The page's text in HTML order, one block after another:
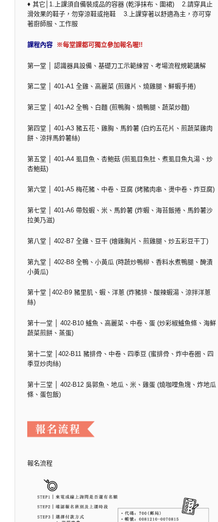
♦ 其它│1.上課須自備裝成品的容器 (乾淨抹布、圍裙) 2.請穿具止
滑效果的鞋子，勿穿涼鞋或拖鞋 3.上課穿著以舒適為主，亦可穿
著廚師服、工作服
課程內容 ※每堂課都可獨立參加報名喔!!
第一堂 │ 認識器具設備、基礎刀工示範練習、考場流程規範講解
第二堂 │ 401-A1 全雞、高麗菜 (煎雞片、燒雞腿、鮮蝦手捲)
第三堂 │ 401-A2 全鴨、白麵 (煎鴨胸、燒鴨腿、蔬菜炒麵)
第四堂 │ 401-A3 豬五花、雞胸、馬鈴薯 (白灼五花片、煎蔬菜雞肉
餅、涼拌馬鈴薯絲)
第五堂 │ 401-A4 虱目魚、杏鮑菇 (煎虱目魚肚、煮虱目魚丸湯、炒
杏鮑菇)
第六堂 │ 401-A5 梅花豬、中卷、豆腐 (烤豬肉串、燙中卷、炸豆腐)
第七堂 │ 401-A6 帶殼蝦、米、馬鈴薯 (炸蝦、海苔飯捲、馬鈴薯沙
拉美乃滋)
第八堂 │ 402-B7 全雞、豆干 (燴雞胸片、煎雞腿、炒五彩豆干丁)
第九堂 │ 402-B8 全鴨、小黃瓜 (時蔬炒鴨柳、香料水煮鴨腿、醃漬
小黃瓜)
第十堂 │402-B9 豬里肌、蝦、洋蔥 (炸豬排、酸辣蝦湯、涼拌洋蔥
絲)
第十一堂 │ 402-B10 鱸魚、高麗菜、中卷、蛋 (炒彩椒鱸魚條、海鮮
蔬菜煎餅、蒸蛋)
第十二堂 │402-B11 豬排骨、中卷、四季豆 (蜜排骨、炸中卷圈、四
季豆炒肉絲)
第十三堂 │ 402-B12 吳郭魚、地瓜、米、雞蛋 (燒咖哩魚塊、炸地瓜
條、蛋包飯)
報名流程